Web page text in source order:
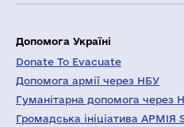
Допомога Україні
Donate To Evacuate
Допомога армії через НБУ
Гуманітарна допомога через
Громадська ініціатива АРМІЯ